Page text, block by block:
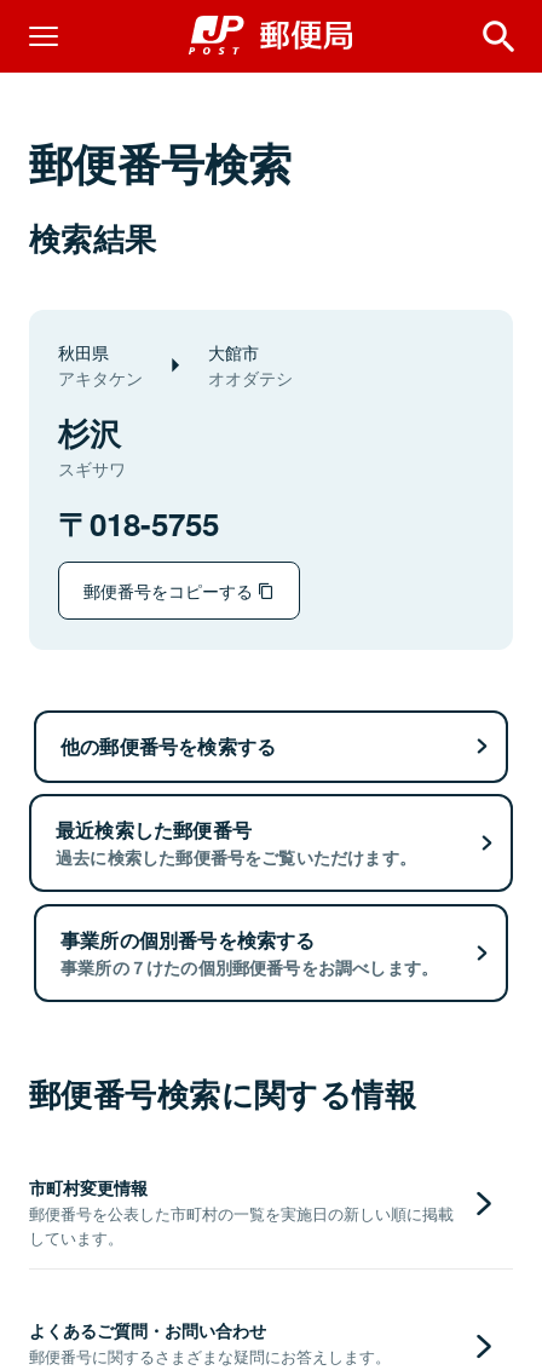
郵便番号検索
検索結果
秋田県
アキタケン
大館市
オオダテシ
杉沢
スギサワ
018-5755
郵便番号をコピーする
他の郵便番号を検索する
最近検索した郵便番号
過去に検索した郵便番号をご覧いただけます。
事業所の個別番号を検索する
事業所の７けたの個別郵便番号をお調べします。
郵便番号検索に関する情報
市町村変更情報
郵便番号を公表した市町村の一覧を実施日の新しい順に掲載
しています。
よくあるご質問・お問い合わせ
郵便番号に関するさまざまな疑問にお答えします。